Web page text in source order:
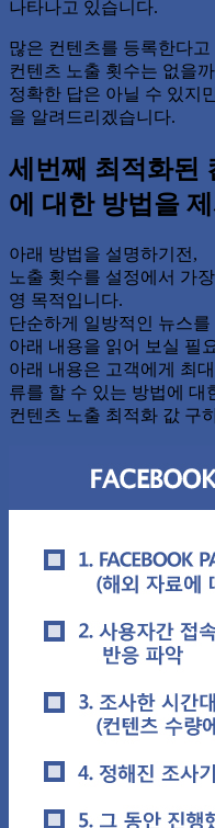
나타나고 있습니다.
많은 컨텐츠를 등록한다
컨텐츠 노출 횟수는 없을
정확한 답은 아닐 수 있지
을 알려드리겠습니다.
세번째 최적화된
에 대한 방법을
아래 방법을 설명하기전,
노출 횟수를 설정에서 가
영 목적입니다.
단순하게 일방적인 뉴스
아래 내용을 읽어 보실 필
아래 내용은 고객에게 최
류를 할 수 있는 방법에 대
컨텐츠 노출 최적화 값 구